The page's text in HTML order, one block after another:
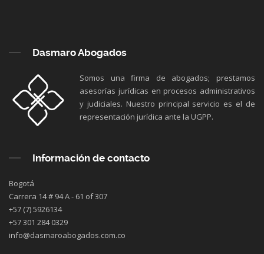
Dasmaro Abogados
Somos una firma de abogados; prestamos
asesorías jurídicas en procesos administrativos
y judiciales. Nuestro principal servicio es el de
representación jurídica ante la UGPP.
Información de contacto
Bogotá
Carrera 14 # 94 A - 61 of 307
+57 (7) 5926134
+57 301 284 0329
info@dasmaroabogados.com.co